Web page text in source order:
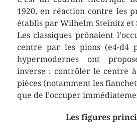
1920, en réaction contre les
établis par Wilhelm Steinitz et
Les classiques prônaient
centre par les pions (e4-d4
hypermodernes ont
inverse : contrôler le centre à
pièces (notamment les
que de l’occuper
Les figures